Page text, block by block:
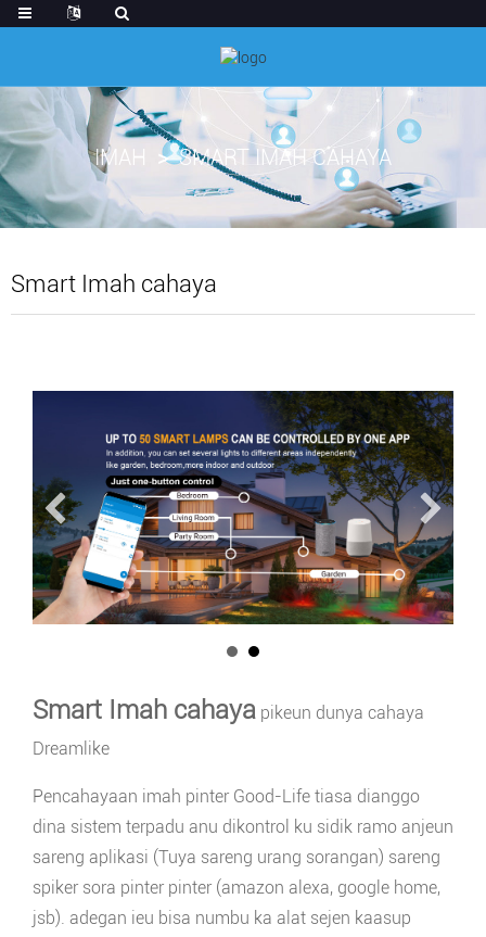
IMAH SMART IMAH CAHAYA
Smart Imah cahaya
Smart Imah cahaya pikeun dunya cahaya
Dreamlike
Pencahayaan imah pinter Good-Life tiasa dianggo
dina sistem terpadu anu dikontrol ku sidik ramo anjeun
sareng aplikasi (Tuya sareng urang sorangan) sareng
spiker sora pinter pinter (amazon alexa, google home,
jsb). adegan ieu bisa numbu ka alat sejen kaasup